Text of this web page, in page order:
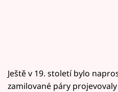
Ještě v 19. století bylo
zamilované páry